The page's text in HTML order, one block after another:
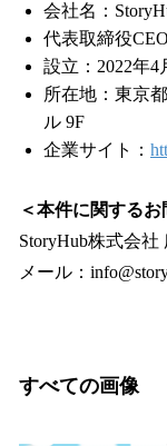
会社名：
代表取締役
設立：2022年4
所在地：東京
ル 9F
企業サイト：
＜本件に関するお
StoryHub株式会社
メール：
すべての画像